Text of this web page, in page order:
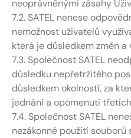
neoprávněnými zásahy
7.2. SATEL nenese
nemožnost uživatelů
která je důsledkem změn
7.3. Společnost SATEL
důsledku nepřetržitého
důsledkem okolností, za
jednání a opomenutí
7.4. Společnost SATEL
nezákonné použití souborů